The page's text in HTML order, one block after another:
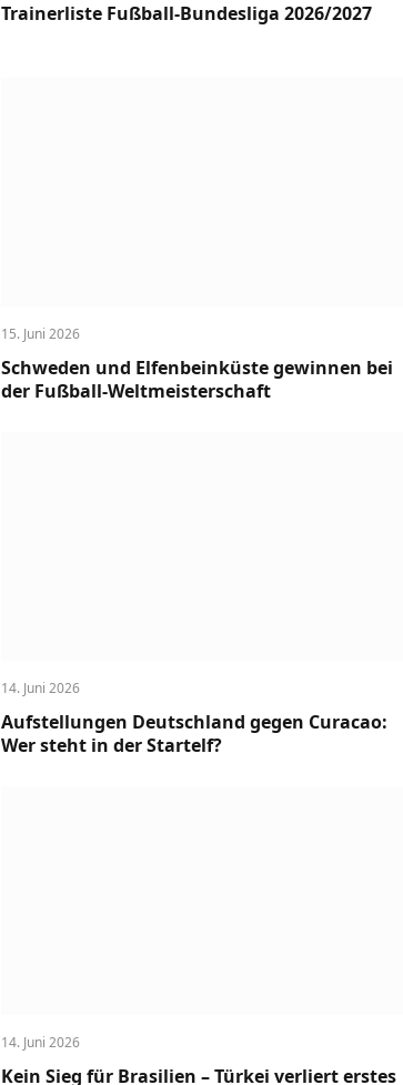
Trainerliste Fußball-Bundesliga 2026/2027
15. Juni 2026
Schweden und Elfenbeinküste gewinnen bei
der Fußball-Weltmeisterschaft
14. Juni 2026
Aufstellungen Deutschland gegen Curacao:
Wer steht in der Startelf?
14. Juni 2026
Kein Sieg für Brasilien – Türkei verliert erstes